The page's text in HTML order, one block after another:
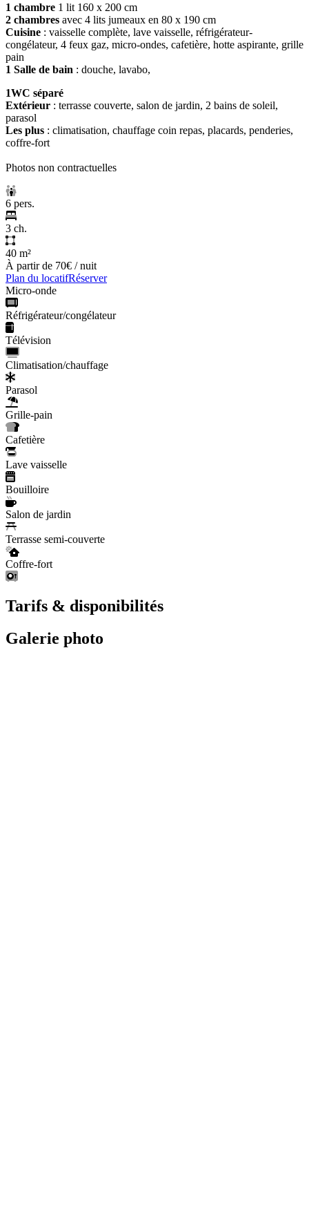
1 chambre 1 lit 160 x 200 cm
2 chambres avec 4 lits jumeaux en 80 x 190 cm
Cuisine : vaisselle complète, lave vaisselle, réfrigérateur-
congélateur, 4 feux gaz, micro-ondes, cafetière, hotte aspirante, grille
pain
1 Salle de bain : douche, lavabo,
1WC séparé
Extérieur : terrasse couverte, salon de jardin, 2 bains de soleil,
parasol
Les plus : climatisation, chauffage coin repas, placards, penderies,
coffre-fort
Photos non contractuelles
6 pers.
3 ch.
40 m²
À partir de 70€ / nuit
Plan du locatifRéserver
Micro-onde
Réfrigérateur/congélateur
Télévision
Climatisation/chauffage
Parasol
Grille-pain
Cafetière
Lave vaisselle
Bouilloire
Salon de jardin
Terrasse semi-couverte
Coffre-fort
Tarifs & disponibilités
Galerie photo